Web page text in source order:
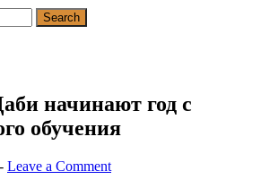
начинают год с
обучения
- Leave a Comment